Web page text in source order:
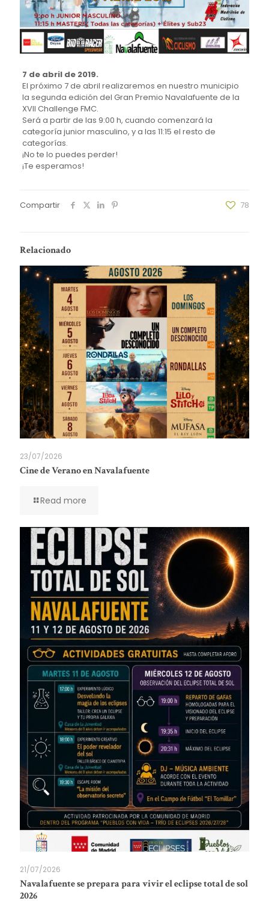
7 de abril de 2019.
El próximo 7 de abril realizaremos en nuestro municipio
la segunda edición del Gran Premio Navalafuente de la
XVII Challenge FMC.
Será a partir de las 9:00 h, cuando comenzará la
categoría junior masculino, y a las 11:15 el resto de
categorías.
¡No te lo puedes perder!
¡Te esperamos!
Compartir 78
Relacionado
23/07/2026
Cine de Verano en Navalafuente
Read more
21/07/2026
Navalafuente se prepara para vivir el eclipse total de sol
2026